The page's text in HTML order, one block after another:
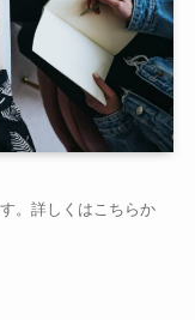
。詳しくはこちらか